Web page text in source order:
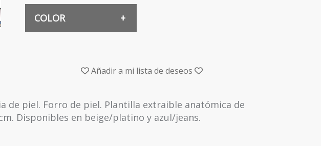
35
COLOR
Añadir a mi lista de deseos
de piel. Forro de piel. Plantilla extraible anatómica de
Disponibles en beige/platino y azul/jeans.